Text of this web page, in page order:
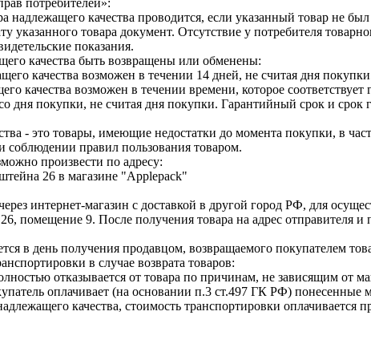
надлежащего качества проводится, если указанный товар не
товара документ. Отсутствие у потребителя
показания.
качества быть возвращены или обменены:
качества возможен в течении 14 дней, не считая дня
качества возможен в течении времени, которое
дня покупки, не считая дня покупки. Гарантийный срок и
- это товары, имеющие недостатки до момента покупки, в
соблюдении правил пользования товаром.
произвести по адресу:
26 в магазине "Applepack"
интернет-магазин с доставкой в другой город РФ, для
помещение 9. После получения товара на адрес отправителя
в день получения продавцом, возвращаемого покупателем
в случае возврата товаров:
отказывается от товара по причинам, не зависящим от
оплачивает (на основании п.3 ст.497 ГК РФ) понесенные
качества, стоимость транспортировки оплачивается